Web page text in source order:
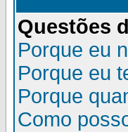
Questões
Porque eu
Porque eu
Porque
Como